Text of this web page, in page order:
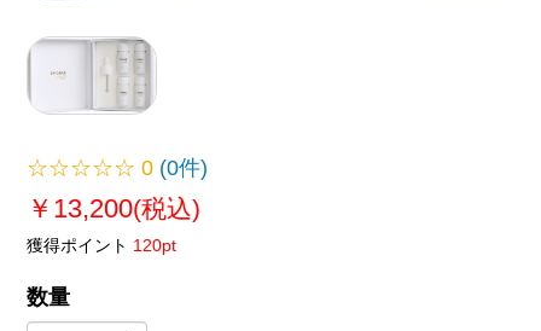
☆☆☆☆☆0 (0件)
￥13,200(税込)
獲得ポイント 120pt
数量